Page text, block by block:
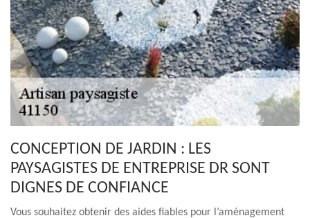
CONCEPTION DE JARDIN : LES
PAYSAGISTES DE ENTREPRISE DR SONT
DIGNES DE CONFIANCE
Vous souhaitez obtenir des aides fiables pour l’aménagement